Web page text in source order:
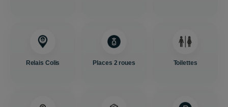
Relais Colis Places 2 roues Toilettes